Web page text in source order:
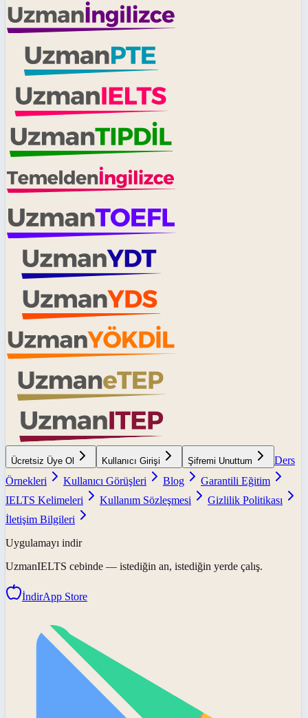
Ücretsiz Üye Ol Kullanıcı Girişi Şifremi Unuttum
Ders
Örnekleri
Kullanıcı Görüşleri Blog
Garantili Eğitim
IELTS Kelimeleri
Kullanım Sözleşmesi
Gizlilik Politikası
İletişim Bilgileri
Uygulamayı indir
UzmanIELTS cebinde — istediğin an, istediğin yerde çalış.
İndirApp Store